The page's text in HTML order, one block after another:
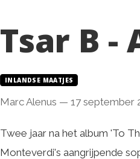
Tsar B -
INLANDSE MAATJES
Marc Alenus — 17 september
Twee jaar na het album 'To
Monteverdi's aangrijpende